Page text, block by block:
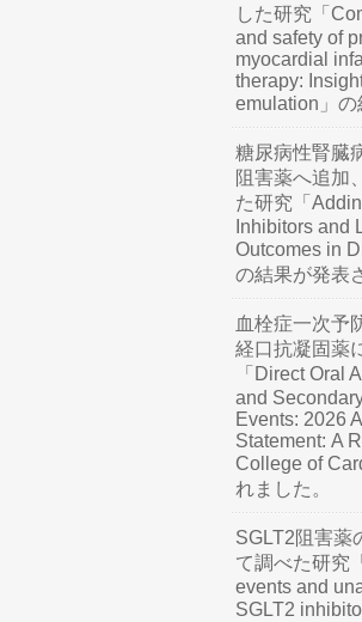
した研究「
and safety of
myocardial
therapy:
emulation」の
糖尿病性腎臓
阻害薬へ追加
た研究「
Inhibitors and
Outcomes in
の結果が発表
血栓症一次予
経口抗凝固薬
「Direct Oral
and
Events: 2026
Statement: A
College of
れました。
SGLT2阻害薬
て調べた研究
events and
SGLT2